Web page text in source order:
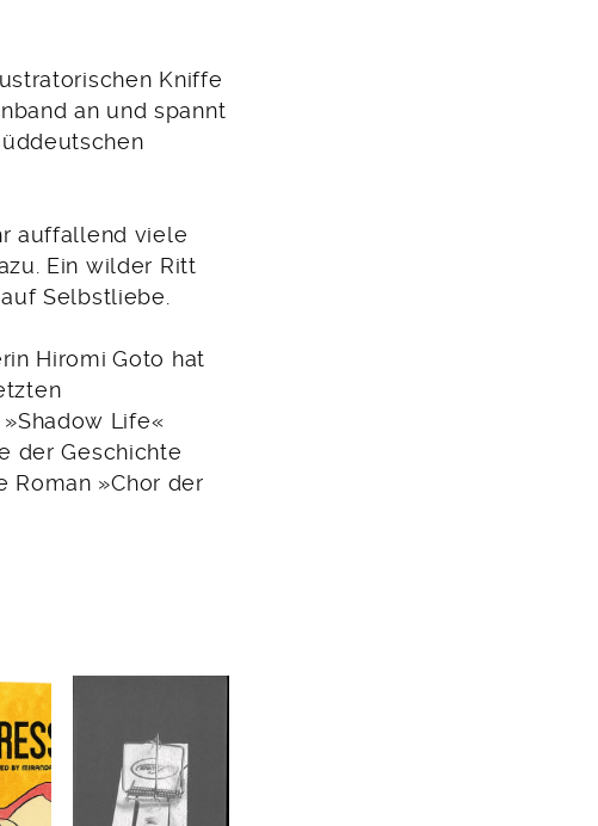
Kniffe
an und spannt
auffallend viele
Ein wilder Ritt
Selbstliebe.
Hiromi Goto hat
Life«
der Geschichte
Roman »Chor der